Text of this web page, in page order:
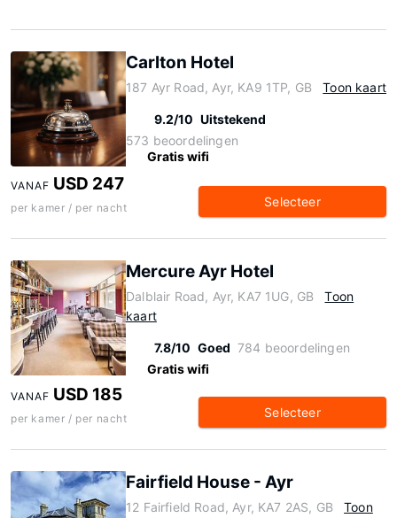
Carlton Hotel
187 Ayr Road, Ayr, KA9 1TP, GB Toon kaart
9.2/10 Uitstekend
573 beoordelingen
Gratis wifi
VANAF USD 247
per kamer / per nacht Selecteer
Mercure Ayr Hotel
Dalblair Road, Ayr, KA7 1UG, GB
Toon
kaart
7.8/10 Goed 784 beoordelingen
Gratis wifi
VANAF USD 185
per kamer / per nacht Selecteer
Fairfield House - Ayr
12 Fairfield Road, Ayr, KA7 2AS, GB
Toon